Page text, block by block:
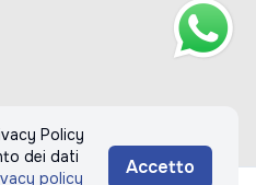
Policy
dei dati
policy Accetto